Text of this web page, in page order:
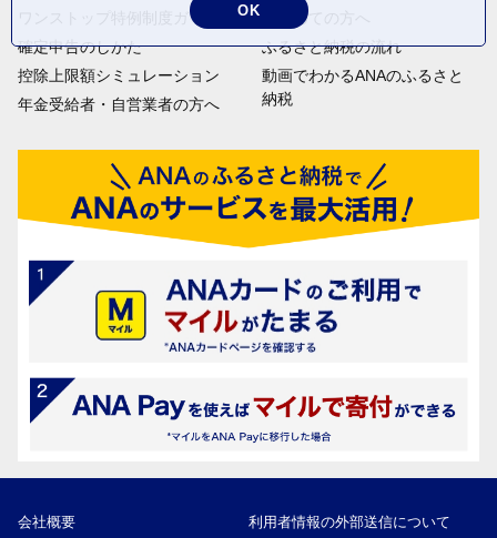
ワンストップ特例制度ガイド
確定申告のしかた
控除上限額シミュレーション
年金受給者・自営業者の方へ
はじめての方へ
ふるさと納税の流れ
動画でわかるANAのふるさと
納税
会社概要 利用者情報の外部送信について
OK